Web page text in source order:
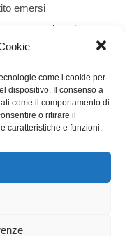
come i cookie per
dispositivo. Il consenso a
come il comportamento di
o ritirare il
caratteristiche e funzioni.
emersi
organizzati
di un
sembrati di
introduce